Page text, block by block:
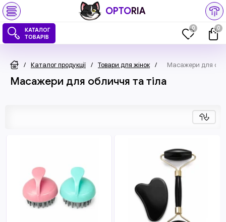
OPTORIA
КАТАЛОГ
ТОВАРІВ
0 0
/ Каталог продукції / Товари для жінок / Масажери для
Масажери для обличчя та тіла